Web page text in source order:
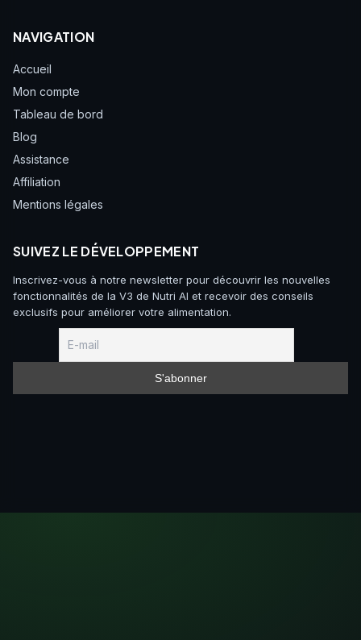
NAVIGATION
Accueil
Mon compte
Tableau de bord
Blog
Assistance
Affiliation
Mentions légales
SUIVEZ LE DÉVELOPPEMENT
Inscrivez-vous à notre newsletter pour découvrir les nouvelles
fonctionnalités de la V3 de Nutri AI et recevoir des conseils
exclusifs pour améliorer votre alimentation.